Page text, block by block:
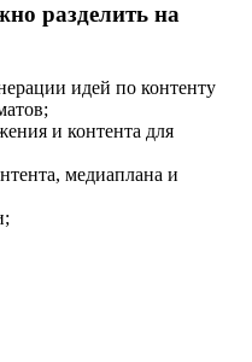
разделить на
идей по контенту
и контента для
медиаплана и